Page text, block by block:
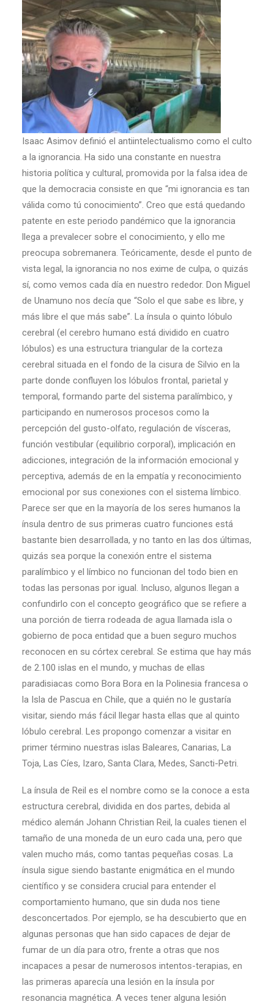
Isaac Asimov definió el antiintelectualismo como el culto
a la ignorancia. Ha sido una constante en nuestra
historia política y cultural, promovida por la falsa idea de
que la democracia consiste en que “mi ignorancia es tan
válida como tú conocimiento”. Creo que está quedando
patente en este periodo pandémico que la ignorancia
llega a prevalecer sobre el conocimiento, y ello me
preocupa sobremanera. Teóricamente, desde el punto de
vista legal, la ignorancia no nos exime de culpa, o quizás
sí, como vemos cada día en nuestro rededor. Don Miguel
de Unamuno nos decía que “Solo el que sabe es libre, y
más libre el que más sabe”. La ínsula o quinto lóbulo
cerebral (el cerebro humano está dividido en cuatro
lóbulos) es una estructura triangular de la corteza
cerebral situada en el fondo de la cisura de Silvio en la
parte donde confluyen los lóbulos frontal, parietal y
temporal, formando parte del sistema paralímbico, y
participando en numerosos procesos como la
percepción del gusto-olfato, regulación de vísceras,
función vestibular (equilibrio corporal), implicación en
adicciones, integración de la información emocional y
perceptiva, además de en la empatía y reconocimiento
emocional por sus conexiones con el sistema límbico.
Parece ser que en la mayoría de los seres humanos la
ínsula dentro de sus primeras cuatro funciones está
bastante bien desarrollada, y no tanto en las dos últimas,
quizás sea porque la conexión entre el sistema
paralímbico y el límbico no funcionan del todo bien en
todas las personas por igual. Incluso, algunos llegan a
confundirlo con el concepto geográfico que se refiere a
una porción de tierra rodeada de agua llamada isla o
gobierno de poca entidad que a buen seguro muchos
reconocen en su córtex cerebral. Se estima que hay más
de 2.100 islas en el mundo, y muchas de ellas
paradisiacas como Bora Bora en la Polinesia francesa o
la Isla de Pascua en Chile, que a quién no le gustaría
visitar, siendo más fácil llegar hasta ellas que al quinto
lóbulo cerebral. Les propongo comenzar a visitar en
primer término nuestras islas Baleares, Canarias, La
Toja, Las Cíes, Izaro, Santa Clara, Medes, Sancti-Petri.
La ínsula de Reil es el nombre como se la conoce a esta
estructura cerebral, dividida en dos partes, debida al
médico alemán Johann Christian Reil, la cuales tienen el
tamaño de una moneda de un euro cada una, pero que
valen mucho más, como tantas pequeñas cosas. La
ínsula sigue siendo bastante enigmática en el mundo
científico y se considera crucial para entender el
comportamiento humano, que sin duda nos tiene
desconcertados. Por ejemplo, se ha descubierto que en
algunas personas que han sido capaces de dejar de
fumar de un día para otro, frente a otras que nos
incapaces a pesar de numerosos intentos-terapias, en
las primeras aparecía una lesión en la ínsula por
resonancia magnética. A veces tener alguna lesión